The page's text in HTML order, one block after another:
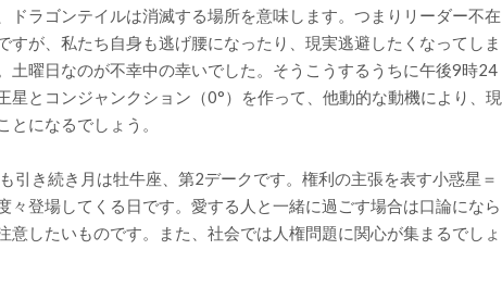
ドラゴンテイルは消滅する場所を意味します。つまりリーダー不在
すが、私たち自身も逃げ腰になったり、現実逃避したくなってしま
土曜日なのが不幸中の幸いでした。そうこうするうちに午後9時24
星とコンジャンクション（0°）を作って、他動的な動機により、現
とになるでしょう。
引き続き月は牡牛座、第2デークです。権利の主張を表す小惑星＝
々登場してくる日です。愛する人と一緒に過ごす場合は口論になら
意したいものです。また、社会では人権問題に関心が集まるでしょ